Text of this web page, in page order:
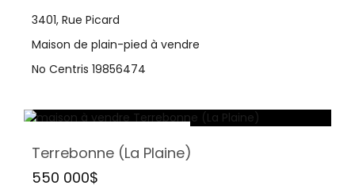
3401, Rue Picard
Maison de plain-pied à vendre
No Centris 19856474
Terrebonne (La Plaine)
550 000$